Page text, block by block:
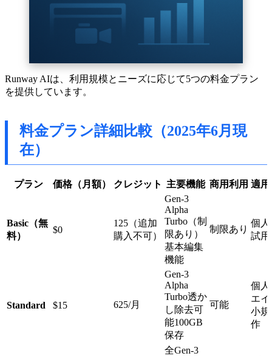
Runway AIは、利用規模とニーズに応じて5つの料金プラン
を提供しています。
料金プラン詳細比較（2025年6月現
在）
プラン 価格（月額） クレジット 主要機能 商用利用 適
Basic（無
料）
$0
125（追加
購入不可）
Gen-3
Alpha
Turbo（制
限あり）
基本編集
機能
制限あり
個
試
Standard $15 625/月
Gen-3
Alpha
Turbo透か
し除去可
能100GB
保存
可能
個
エ
小
作
全Gen-3